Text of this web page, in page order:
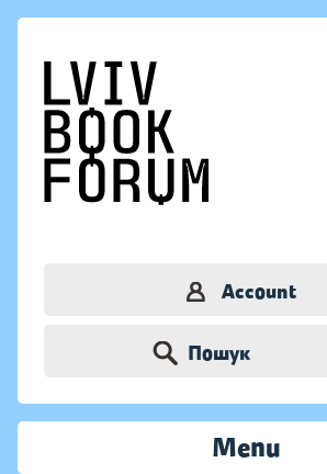
Account
Пошук
Menu